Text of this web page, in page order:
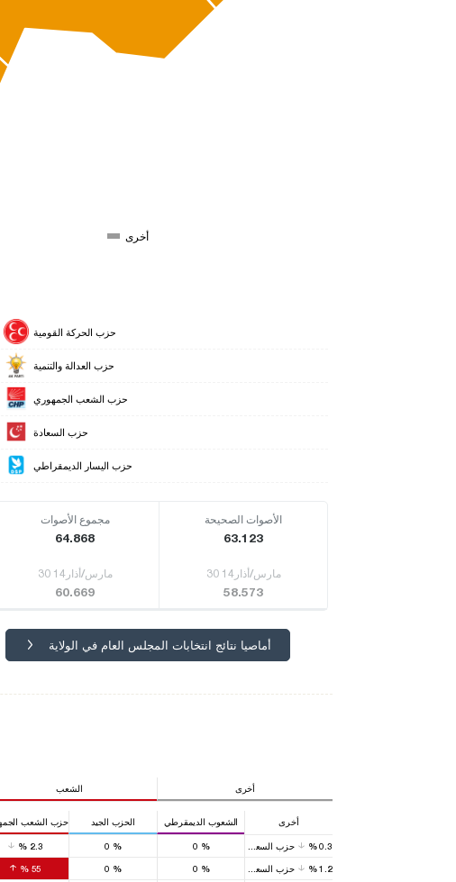
أخرى
حزب الحركة القومية
حزب العدالة والتنمية
حزب الشعب الجمهوري
حزب السعادة
حزب اليسار الديمقراطي
مجموع الأصوات
64.868
الأصوات الصحيحة
63.123
30 مارس/أذار14
60.669
30 مارس/أذار14
58.573
أماصيا نتائج انتخابات المجلس العام في الولاية
الشعب أخرى
حزب الشعب الحزب الجيد الشعوب الديمقرطي أخرى
% 2.3 % % %0.3 حزب السعادة
%55 % % %1.2 حزب السعادة